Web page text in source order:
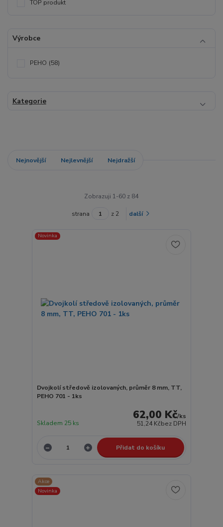
TOP produkt
Výrobce
PEHO (58)
Kategorie
Nejnovější Nejlevnější Nejdražší
Zobrazuji 1-60 z 84
strana z 2 další
Novinka
Dvojkolí středově izolovaných, průměr 8 mm, TT,
PEHO 701 - 1ks
62,00 Kč/ks
51,24 Kčbez DPH
Skladem 25 ks
Přidat do košíku
Akce
Novinka